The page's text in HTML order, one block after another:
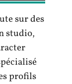
sur des
studio,
profils